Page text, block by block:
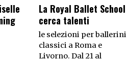
La Royal Ballet School
cerca talenti
le selezioni per ballerini
classici a Roma e
Livorno. Dal 21 al